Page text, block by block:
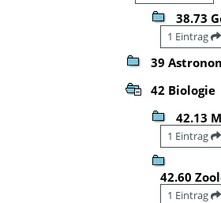
38.73
1 Eintrag
39
42 Biologie
42.13
1 Eintrag
42.60
1 Eintrag